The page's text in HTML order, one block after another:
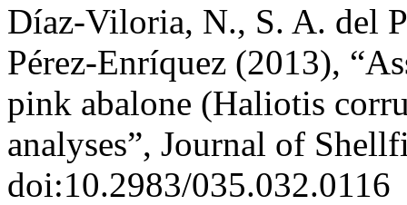
Díaz-Viloria, N., S. A. del
Pérez-Enríquez (2013),
pink abalone (Haliotis
analyses”, Journal of
doi:10.2983/035.032.0116